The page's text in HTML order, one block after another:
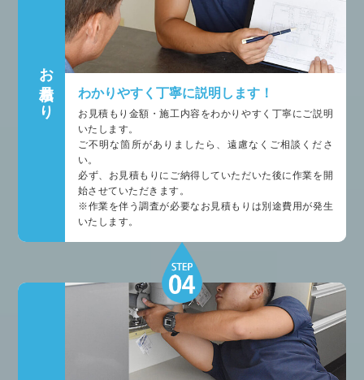
お見積もり わかりやすく丁寧に説明します！
お見積もり金額・施工内容をわかりやすく丁寧にご説明
いたします。
ご不明な箇所がありましたら、遠慮なくご相談くださ
い。
必ず、お見積もりにご納得していただいた後に作業を開
始させていただきます。
※作業を伴う調査が必要なお見積もりは別途費用が発生
いたします。